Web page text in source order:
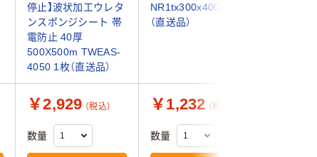
停止】波状加工ウレタ
ンスポンジシート 帯
電防止 40厚
500X500m TWEAS-
4050 1枚（直送品）
NR1tx300x400 1枚
（直送品）
￥2,929 （税込）
数量
￥1,232 （税込）
数量